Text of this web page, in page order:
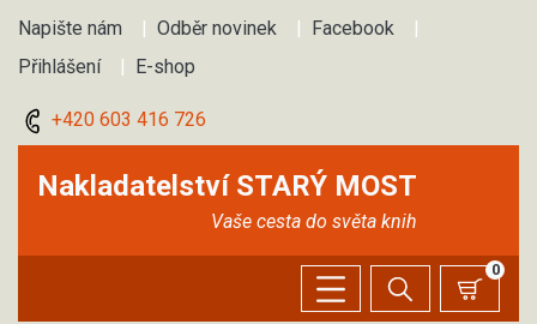
Napište nám | Odběr novinek | Facebook
|
Přihlášení
| E-shop
+420 603 416 726
Nakladatelství STARÝ MOST
Vaše cesta do světa knih
0